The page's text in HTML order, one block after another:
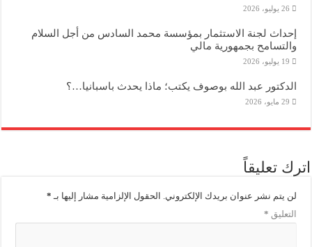
26 يوليو، 2026
إحداث لجنة الاستثمار بمؤسسة محمد السادس من أجل السلام
والتسامح بجمهورية مالي
19 يوليو، 2026
الدكتور عبد الله بوصوف يكتب؛ ماذا يحدث باسبانيا…؟
29 مايو، 2026
اترك تعليقاً
لن يتم نشر عنوان بريدك الإلكتروني. الحقول الإلزامية مشار إليها بـ *
التعليق *